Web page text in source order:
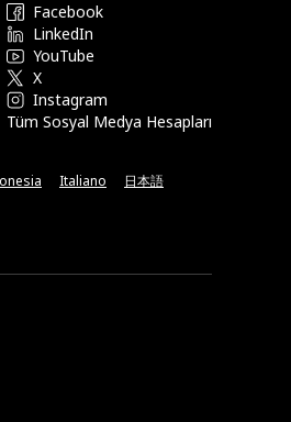
Facebook
LinkedIn
YouTube
X
Instagram
Tüm Sosyal Medya Hesapları
Italiano 日本語